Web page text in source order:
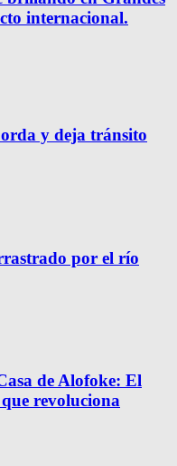
internacional.
y deja tránsito
por el río
de Alofoke: El
revoluciona